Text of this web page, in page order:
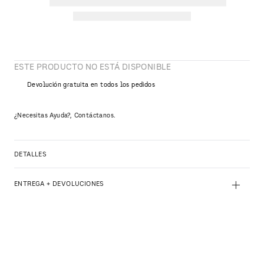
ESTE PRODUCTO NO ESTÁ DISPONIBLE
Devolución gratuita en todos los pedidos
¿Necesitas Ayuda?, Contáctanos.
DETALLES
ENTREGA + DEVOLUCIONES +